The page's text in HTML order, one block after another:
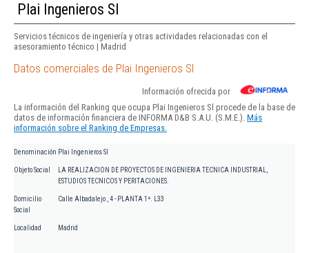
Plai Ingenieros Sl
Servicios técnicos de ingeniería y otras actividades relacionadas con el
asesoramiento técnico | Madrid
Datos comerciales de Plai Ingenieros Sl
Información ofrecida por
La información del Ranking que ocupa Plai Ingenieros Sl procede de la base de
datos de información financiera de INFORMA D&B S.A.U. (S.M.E.). Más
información sobre el Ranking de Empresas.
Denominación Plai Ingenieros Sl
Objeto Social
LA REALIZACION DE PROYECTOS DE INGENIERIA TECNICA INDUSTRIAL,
ESTUDIOS TECNICOS Y PERITACIONES.
Domicilio
Social
Calle Albadalejo , 4 - PLANTA 1ª. L33
Localidad Madrid